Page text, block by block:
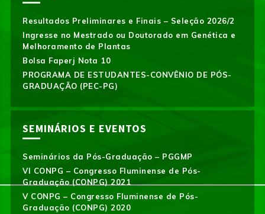
Resultados Preliminares e Finais – Seleção 2026/2
Ingresse no Mestrado ou Doutorado em Genética e
Melhoramento de Plantas
Bolsa Faperj Nota 10
PROGRAMA DE ESTUDANTES-CONVÊNIO DE PÓS-
GRADUAÇÃO (PEC-PG)
SEMINÁRIOS E EVENTOS
Seminários da Pós-Graduação – PGGMP
VI CONPG – Congresso Fluminense de Pós-
Graduação (CONPG) 2021
V CONPG – Congresso Fluminense de Pós-
Graduação (CONPG) 2020